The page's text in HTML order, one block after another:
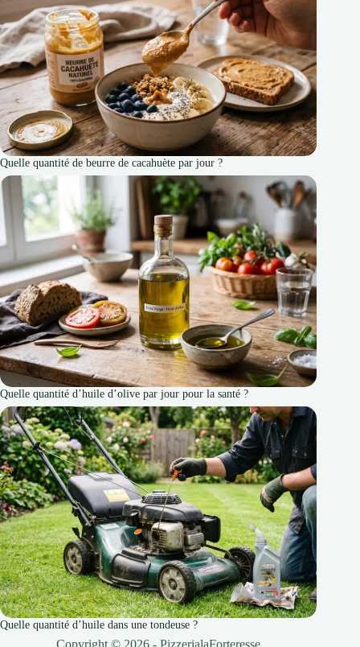
Quelle quantité de beurre de cacahuète par jour ?
Quelle quantité d’huile d’olive par jour pour la santé ?
Quelle quantité d’huile dans une tondeuse ?
Copyright © 2026 - PizzerialaForteresse